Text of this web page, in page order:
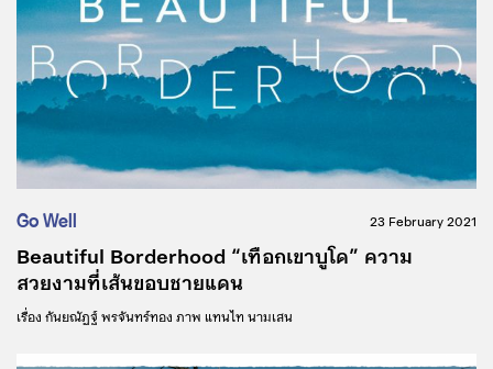
Go Well 23 February 2021
Beautiful Borderhood “เทือกเขาบูโด” ความ
สวยงามที่เส้นขอบชายแดน
เรื่อง กันยณัฏฐ์ พรจันทร์ทอง ภาพ แทนไท นามเสน